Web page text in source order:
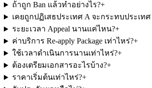
ถ้าถูก Ban แล้วทำอย่างไร?+
เคยถูกปฏิเสธประเทศ A จะกระทบประเท
ระยะเวลา Appeal นานแค่ไหน?+
ค่าบริการ Re-apply Package เท่าไหร่?+
ใช้เวลาดำเนินการนานเท่าไหร่?+
ต้องเตรียมเอกสารอะไรบ้าง?+
ราคาเริ่มต้นเท่าไหร่?+